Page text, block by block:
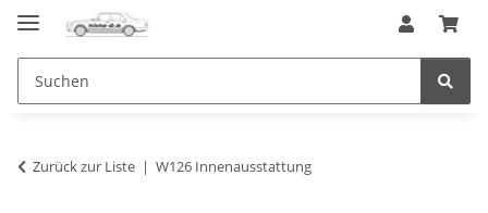
Zurück zur Liste W126 Innenausstattung